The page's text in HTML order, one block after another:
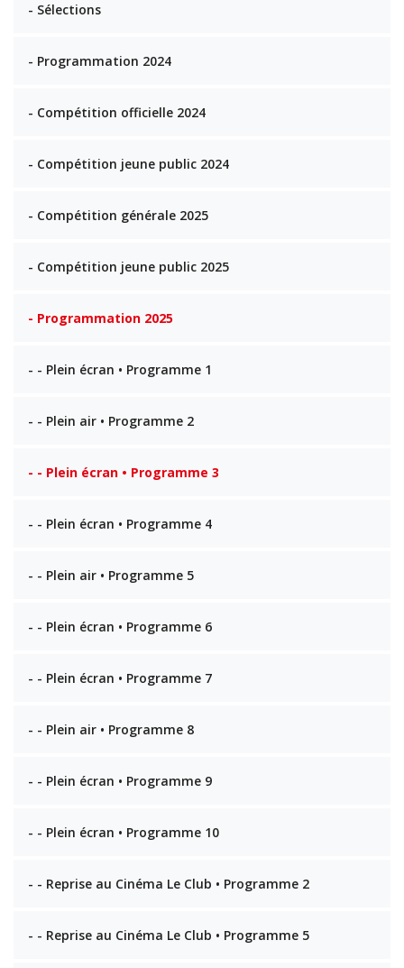
- Sélections
- Programmation 2024
- Compétition officielle 2024
- Compétition jeune public 2024
- Compétition générale 2025
- Compétition jeune public 2025
- Programmation 2025
- - Plein écran • Programme 1
- - Plein air • Programme 2
- - Plein écran • Programme 3
- - Plein écran • Programme 4
- - Plein air • Programme 5
- - Plein écran • Programme 6
- - Plein écran • Programme 7
- - Plein air • Programme 8
- - Plein écran • Programme 9
- - Plein écran • Programme 10
- - Reprise au Cinéma Le Club • Programme 2
- - Reprise au Cinéma Le Club • Programme 5